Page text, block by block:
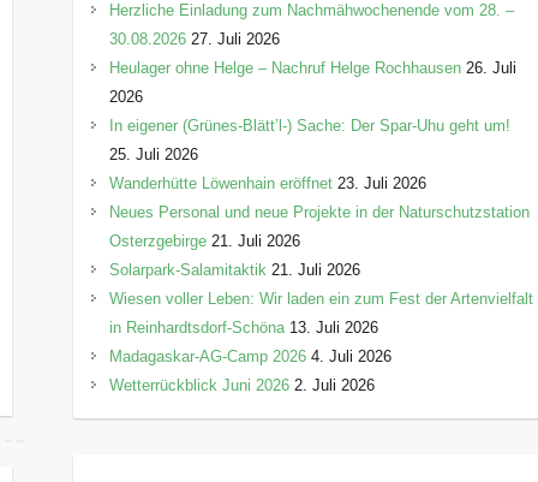
Herzliche Einladung zum Nachmähwochenende vom 28. –
30.08.2026 27. Juli 2026
Heulager ohne Helge – Nachruf Helge Rochhausen 26. Juli
2026
In eigener (Grünes-Blätt’l-) Sache: Der Spar-Uhu geht um!
25. Juli 2026
Wanderhütte Löwenhain eröffnet 23. Juli 2026
Neues Personal und neue Projekte in der Naturschutzstation
Osterzgebirge 21. Juli 2026
Solarpark-Salamitaktik 21. Juli 2026
Wiesen voller Leben: Wir laden ein zum Fest der Artenvielfalt
in Reinhardtsdorf-Schöna 13. Juli 2026
Madagaskar-AG-Camp 2026 4. Juli 2026
Wetterrückblick Juni 2026 2. Juli 2026